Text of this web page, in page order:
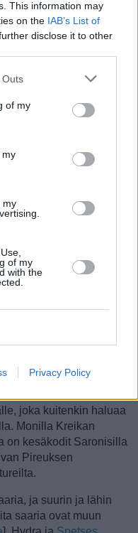
This information may
on the IAB’s List of
disclose it to other
Outs
of my
my
my
of my
with the
Privacy Policy
vieressä olevalta
saarista on
etenkin Santorini ja
kartalla
], sijaitsee varsin
moskeijan vieressä,
voi kysellä niin
lauttamatkoista
Gulf Islands
saaret, jotka sijaitsevat
Ateenan
lähtevillä
suosittuja kohteita niin
onnistuneet
joka kuitenkin haluaa
Monilla Kreikan
on kesäkodit Saronisilla
Pireuksen
ja suurin ja lähin
saaria ovat muun